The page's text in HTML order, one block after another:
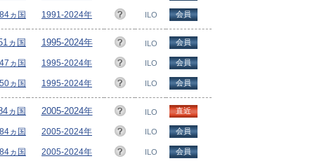
ヵ国 1991-2024年 ILO 会員
ヵ国 1995-2024年 ILO 会員
ヵ国 1995-2024年 ILO 会員
ヵ国 1995-2024年 ILO 会員
ヵ国 2005-2024年 ILO 直近
ヵ国 2005-2024年 ILO 会員
ヵ国 2005-2024年 ILO 会員